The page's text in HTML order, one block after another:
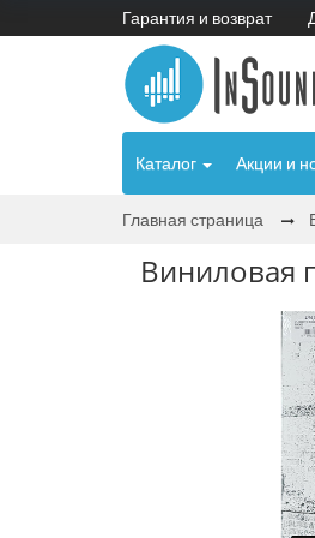
Гарантия и возврат
Каталог Акции и
Главная страница
Виниловая